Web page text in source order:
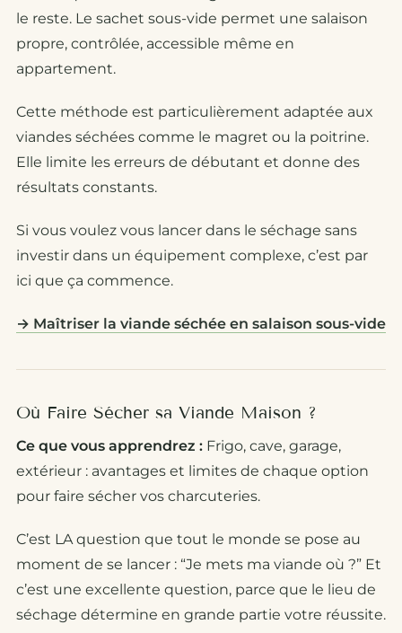
le reste. Le sachet sous-vide permet une salaison
propre, contrôlée, accessible même en
appartement.
Cette méthode est particulièrement adaptée aux
viandes séchées comme le magret ou la poitrine.
Elle limite les erreurs de débutant et donne des
résultats constants.
Si vous voulez vous lancer dans le séchage sans
investir dans un équipement complexe, c’est par
ici que ça commence.
→ Maîtriser la viande séchée en salaison sous-vide
Où Faire Sécher sa Viande Maison ?
Ce que vous apprendrez : Frigo, cave, garage,
extérieur : avantages et limites de chaque option
pour faire sécher vos charcuteries.
C’est LA question que tout le monde se pose au
moment de se lancer : “Je mets ma viande où ?” Et
c’est une excellente question, parce que le lieu de
séchage détermine en grande partie votre réussite.